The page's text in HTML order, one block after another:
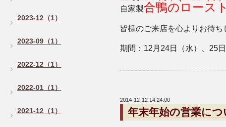
自家製合鴨のロースト
皆様のご来店を心よりお待ち
期間：12月24日（水）、25日
2014-12-12 14:24:00
年末年始の営業につ
2023-12（1）
2023-09（1）
2022-12（1）
2022-01（1）
2021-12（1）